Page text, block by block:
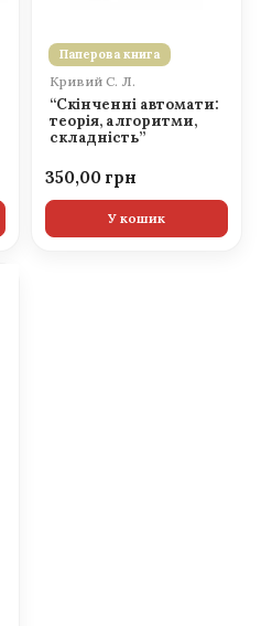
Паперова книга
Кривий С. Л.
“Скінченні автомати:
теорія, алгоритми,
складність”
350,00
У кошик